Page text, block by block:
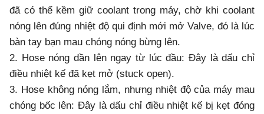
đã có thể kềm giữ coolant trong máy, chờ khi coolant
nóng lên đúng nhiệt độ qui định mới mở Valve, đó là lúc
bàn tay bạn mau chóng nóng bừng lên.
2. Hose nóng dần lên ngay từ lúc đầu: Đây là dấu chỉ
điều nhiệt kế đã kẹt mở (stuck open).
3. Hose không nóng lắm, nhưng nhiệt độ của máy mau
chóng bốc lên: Đây là dấu chỉ điều nhiệt kế bị kẹt đóng